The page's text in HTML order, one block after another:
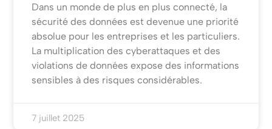
Dans un monde de plus en plus connecté, la
sécurité des données est devenue une priorité
absolue pour les entreprises et les particuliers.
La multiplication des cyberattaques et des
violations de données expose des informations
sensibles à des risques considérables.
7 juillet 2025